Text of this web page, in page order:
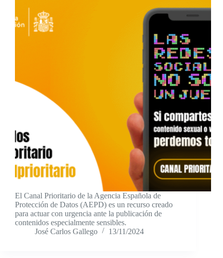
El Canal Prioritario de la Agencia Española de
Protección de Datos (AEPD) es un recurso creado
para actuar con urgencia ante la publicación de
contenidos especialmente sensibles.
José Carlos Gallego
13/11/2024